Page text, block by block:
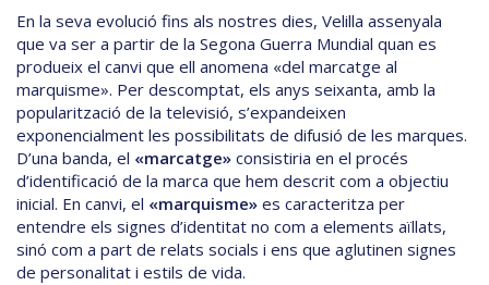
En la seva evolució fins als nostres dies, Velilla assenyala
que va ser a partir de la Segona Guerra Mundial quan es
produeix el canvi que ell anomena «del marcatge al
marquisme». Per descomptat, els anys seixanta, amb la
popularització de la televisió, s’expandeixen
exponencialment les possibilitats de difusió de les marques.
D’una banda, el «marcatge» consistiria en el procés
d’identificació de la marca que hem descrit com a objectiu
inicial. En canvi, el «marquisme» es caracteritza per
entendre els signes d’identitat no com a elements aïllats,
sinó com a part de relats socials i ens que aglutinen signes
de personalitat i estils de vida.